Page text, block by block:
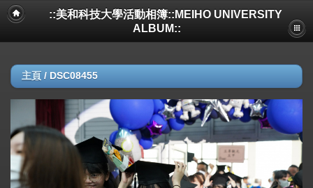
::美和科技大學活動相簿::MEIHO UNIVERSITY
ALBUM::
主頁 / DSC08455